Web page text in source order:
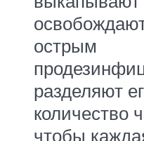
острым
разделяют
количество
чтобы